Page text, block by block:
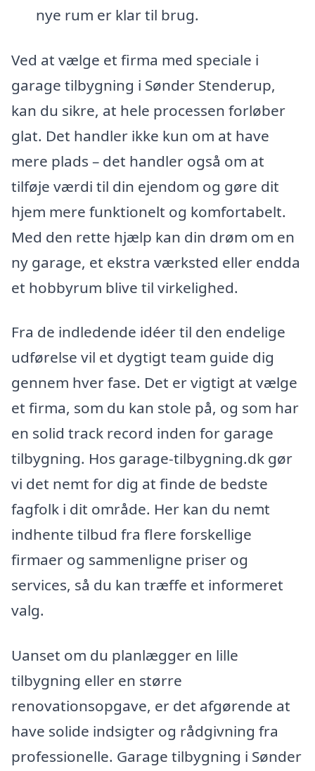
nye rum er klar til brug.
Ved at vælge et firma med speciale i
garage tilbygning i Sønder Stenderup,
kan du sikre, at hele processen forløber
glat. Det handler ikke kun om at have
mere plads – det handler også om at
tilføje værdi til din ejendom og gøre dit
hjem mere funktionelt og komfortabelt.
Med den rette hjælp kan din drøm om en
ny garage, et ekstra værksted eller endda
et hobbyrum blive til virkelighed.
Fra de indledende idéer til den endelige
udførelse vil et dygtigt team guide dig
gennem hver fase. Det er vigtigt at vælge
et firma, som du kan stole på, og som har
en solid track record inden for garage
tilbygning. Hos garage-tilbygning.dk gør
vi det nemt for dig at finde de bedste
fagfolk i dit område. Her kan du nemt
indhente tilbud fra flere forskellige
firmaer og sammenligne priser og
services, så du kan træffe et informeret
valg.
Uanset om du planlægger en lille
tilbygning eller en større
renovationsopgave, er det afgørende at
have solide indsigter og rådgivning fra
professionelle. Garage tilbygning i Sønder